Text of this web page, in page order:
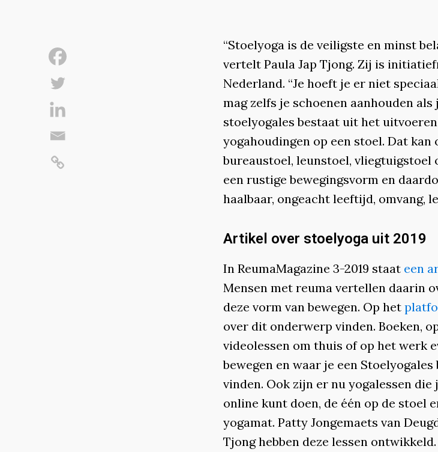
“Stoelyoga is de veiligste en minst
vertelt Paula Jap Tjong. Zij is
Nederland. “Je hoeft je er niet
mag zelfs je schoenen aanhouden
stoelyogales bestaat uit het
yogahoudingen op een stoel. Dat kan
bureaustoel, leunstoel, vliegtuigstoel
een rustige bewegingsvorm en
haalbaar, ongeacht leeftijd, omvang,
Artikel over stoelyoga uit 2019
In ReumaMagazine 3-2019 staat een
Mensen met reuma vertellen daarin
deze vorm van bewegen. Op het
over dit onderwerp vinden. Boeken,
videolessen om thuis of op het werk
bewegen en waar je een
vinden. Ook zijn er nu yogalessen die
online kunt doen, de één op de stoel
yogamat. Patty Jongemaets van
Tjong hebben deze lessen